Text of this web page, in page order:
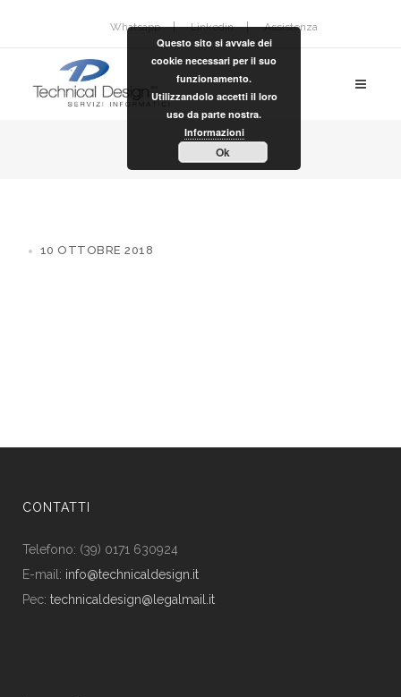
Whatsapp Linkedin Assistenza
10 OTTOBRE 2018
CONTATTI
Telefono: (39) 0171 630924
E-mail: info@technicaldesign.it
Pec: technicaldesign@legalmail.it
Questo sito si avvale dei
cookie necessari per il suo
funzionamento.
Utilizzandolo accetti il loro
uso da parte nostra.
Informazioni
Ok